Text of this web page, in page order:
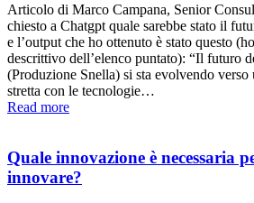
Articolo di Marco Campana, Senior
chiesto a Chatgpt quale sarebbe stato il
e l’output che ho ottenuto è stato questo
descrittivo dell’elenco puntato): “Il futuro
(Produzione Snella) si sta evolvendo verso
stretta con le tecnologie…
Read more
Quale innovazione è necessaria
innovare?